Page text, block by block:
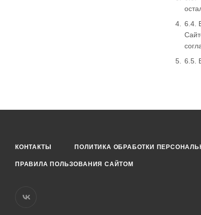
6.4.
6.5.
КОНТАКТЫ ПОЛИТИКА ОБРАБОТКИ
ПРАВИЛА ПОЛЬЗОВАНИЯ САЙТОМ